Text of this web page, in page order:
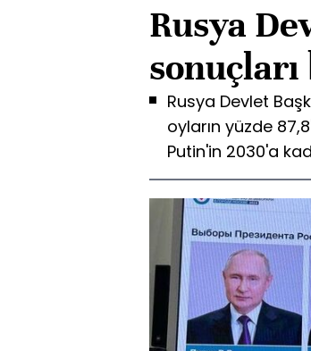
Rusya
Rusya Devlet
oyların yüzde
Putin'in 2030'a